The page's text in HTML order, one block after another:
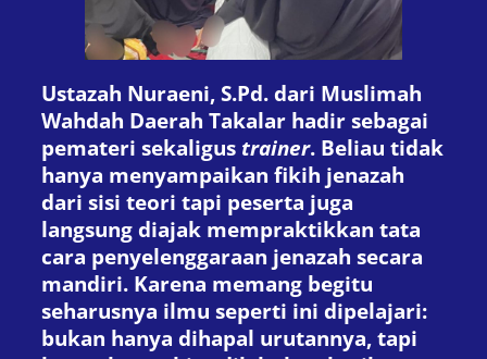
Ustazah Nuraeni, S.Pd. dari Muslimah
Wahdah Daerah Takalar hadir sebagai
pemateri sekaligus trainer. Beliau tidak
hanya menyampaikan fikih jenazah
dari sisi teori tapi peserta juga
langsung diajak mempraktikkan tata
cara penyelenggaraan jenazah secara
mandiri. Karena memang begitu
seharusnya ilmu seperti ini dipelajari:
bukan hanya dihapal urutannya, tapi